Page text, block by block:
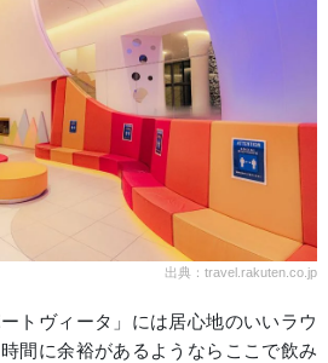
出典：travel.rakuten.co.jp
トヴィータ」には居心地のいいラウ
間に余裕があるようならここで飲み